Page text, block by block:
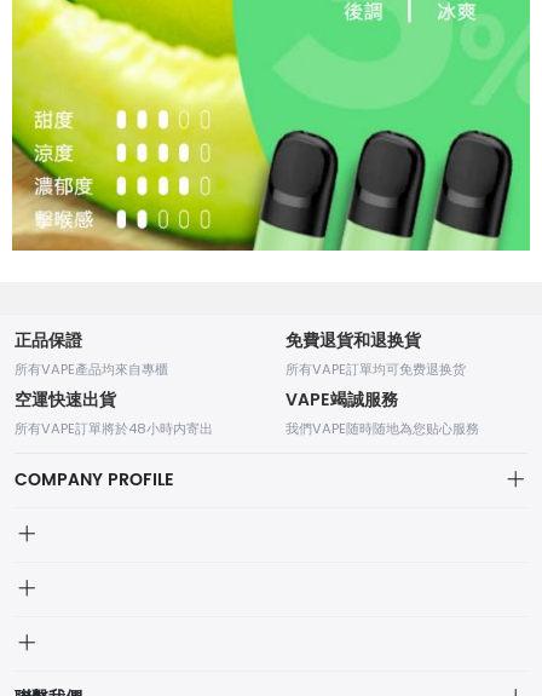
正品保證
所有VAPE產品均來自專櫃
免費退貨和退换貨
所有VAPE訂單均可免费退换货
空運快速出貨
所有VAPE訂單將於48小時内寄出
VAPE竭誠服務
我們VAPE随時随地為您贴心服務
COMPANY PROFILE
我的訂單
個人中心
品牌列表